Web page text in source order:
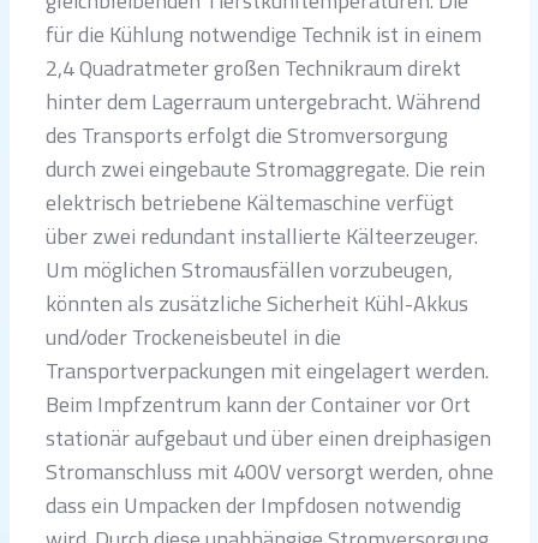
für die Kühlung notwendige Technik ist in einem
2,4 Quadratmeter großen Technikraum direkt
hinter dem Lagerraum untergebracht. Während
des Transports erfolgt die Stromversorgung
durch zwei eingebaute Stromaggregate. Die rein
elektrisch betriebene Kältemaschine verfügt
über zwei redundant installierte Kälteerzeuger.
Um möglichen Stromausfällen vorzubeugen,
könnten als zusätzliche Sicherheit Kühl-Akkus
und/oder Trockeneisbeutel in die
Transportverpackungen mit eingelagert werden.
Beim Impfzentrum kann der Container vor Ort
stationär aufgebaut und über einen dreiphasigen
Stromanschluss mit 400V versorgt werden, ohne
dass ein Umpacken der Impfdosen notwendig